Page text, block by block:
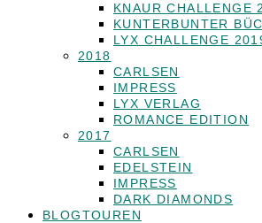
KNAUR CHALLENGE
KUNTERBUNTER
LYX CHALLENGE
2018
CARLSEN
IMPRESS
LYX VERLAG
ROMANCE EDITION
2017
CARLSEN
EDELSTEIN
IMPRESS
DARK DIAMONDS
BLOGTOUREN